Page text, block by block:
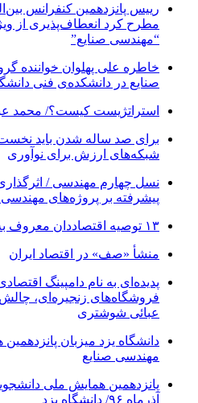
رییس پانزدهمین کنفرانس
مطرح کرد انعطاف‌پذیری از
“مهندسی صنایع”
خاطره علی پهلوان خواننده
صنایع در دانشکده‌ی فنی
استراتژیست کیست؟‬/ محمد
برای صد ساله شدن باید
شبکه‌های ارزش برای نوآوری
نسل چهارم مهندسی /
پیشرفته بر پروژه‌های
۱۳ توصیه اقتصاددان معروف به ایران
منشأ «صف» در اقتصاد ایران
پدیده‌ای به نام دامپینگ
فروشگاه‌های زنجیره‌ای، چالش
عبائی شوشتری
دانشگاه یزد میزبان
مهندسی صنایع
آذرماه ۹۶/ دانشگاه یزد